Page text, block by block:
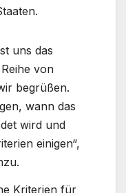
uns das
von
begrüßen.
wann das
wird und
einigen“,
Kriterien für